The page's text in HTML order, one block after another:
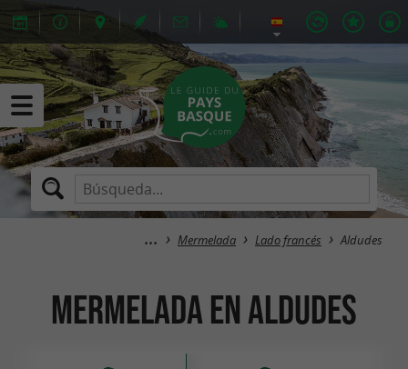
Mermelada Lado francés Aldudes
Mermelada en Aldudes